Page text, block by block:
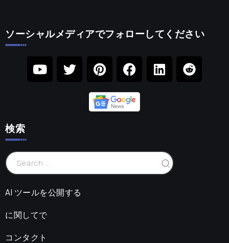
ソーシャルメディアでフォローしてください
検索
AI ツールを公開する
に関してで
コンタクト